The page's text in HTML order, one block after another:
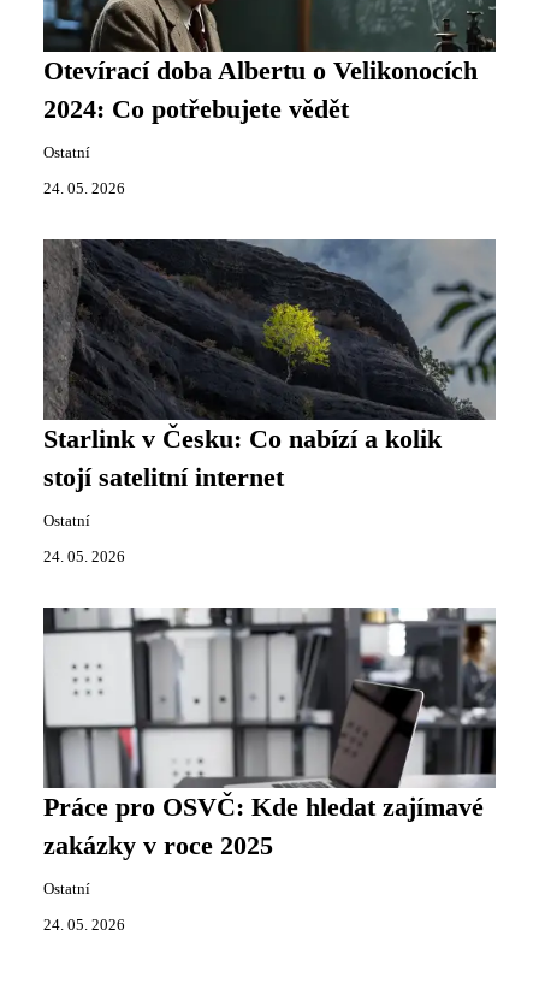
Otevírací doba Albertu o Velikonocích
2024: Co potřebujete vědět
Ostatní
24. 05. 2026
Starlink v Česku: Co nabízí a kolik
stojí satelitní internet
Ostatní
24. 05. 2026
Práce pro OSVČ: Kde hledat zajímavé
zakázky v roce 2025
Ostatní
24. 05. 2026